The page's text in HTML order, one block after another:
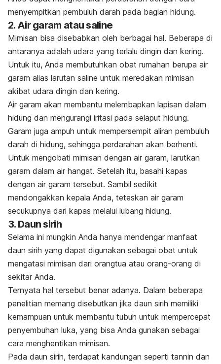
menyempitkan pembuluh darah pada bagian hidung.
2. Air garam atau saline
Mimisan bisa disebabkan oleh berbagai hal. Beberapa di
antaranya adalah udara yang terlalu dingin dan kering.
Untuk itu, Anda membutuhkan obat rumahan berupa air
garam alias larutan saline untuk meredakan mimisan
akibat udara dingin dan kering.
Air garam akan membantu melembapkan lapisan dalam
hidung dan mengurangi iritasi pada selaput hidung.
Garam juga ampuh untuk mempersempit aliran pembuluh
darah di hidung, sehingga perdarahan akan berhenti.
Untuk mengobati mimisan dengan air garam, larutkan
garam dalam air hangat. Setelah itu, basahi kapas
dengan air garam tersebut. Sambil sedikit
mendongakkan kepala Anda, teteskan air garam
secukupnya dari kapas melalui lubang hidung.
3. Daun sirih
Selama ini mungkin Anda hanya mendengar manfaat
daun sirih yang dapat digunakan sebagai obat untuk
mengatasi mimisan dari orangtua atau orang-orang di
sekitar Anda.
Ternyata hal tersebut benar adanya. Dalam beberapa
penelitian memang disebutkan jika daun sirih memiliki
kemampuan untuk membantu tubuh untuk mempercepat
penyembuhan luka, yang bisa Anda gunakan sebagai
cara menghentikan mimisan.
Pada daun sirih, terdapat kandungan seperti tannin dan